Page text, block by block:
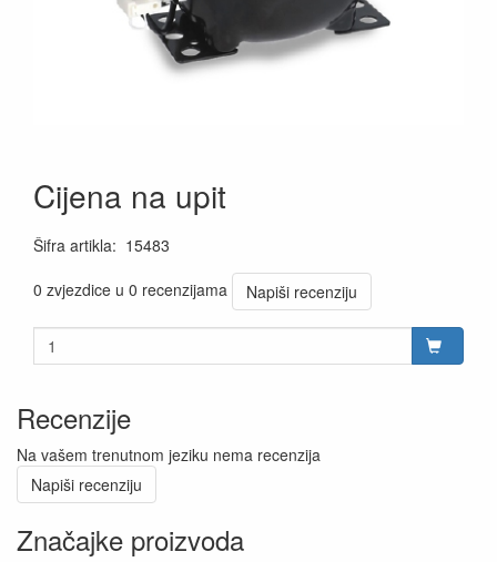
Cijena na upit
Šifra artikla: 15483
0 zvjezdice u 0 recenzijama
Napiši recenziju
Recenzije
Na vašem trenutnom jeziku nema recenzija
Napiši recenziju
Značajke proizvoda